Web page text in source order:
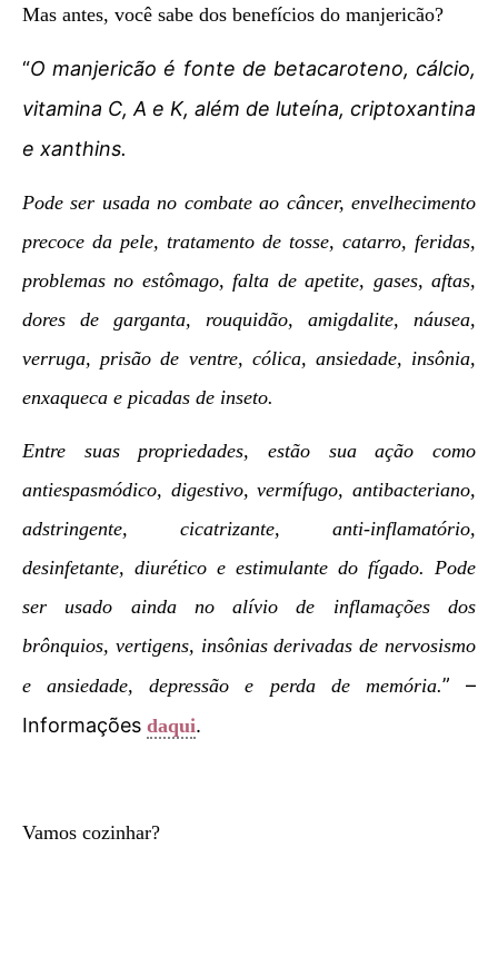
Mas antes, você sabe dos benefícios do manjericão?
“O manjericão é fonte de betacaroteno, cálcio,
vitamina C, A e K, além de luteína, criptoxantina
e xanthins.
Pode ser usada no combate ao câncer, envelhecimento
precoce da pele, tratamento de tosse, catarro, feridas,
problemas no estômago, falta de apetite, gases, aftas,
dores de garganta, rouquidão, amigdalite, náusea,
verruga, prisão de ventre, cólica, ansiedade, insônia,
enxaqueca e picadas de inseto.
Entre suas propriedades, estão sua ação como
antiespasmódico, digestivo, vermífugo, antibacteriano,
adstringente, cicatrizante, anti-inflamatório,
desinfetante, diurético e estimulante do fígado. Pode
ser usado ainda no alívio de inflamações dos
brônquios, vertigens, insônias derivadas de nervosismo
e ansiedade, depressão e perda de memória.” –
Informações daqui.
Vamos cozinhar?